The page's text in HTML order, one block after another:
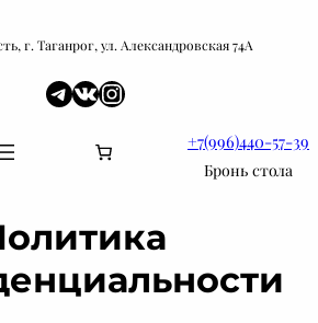
г. Таганрог, ул. Александровская 74А
Telegram
ВКонтакте
Instagram
+7(996)440-57-39
Бронь стола